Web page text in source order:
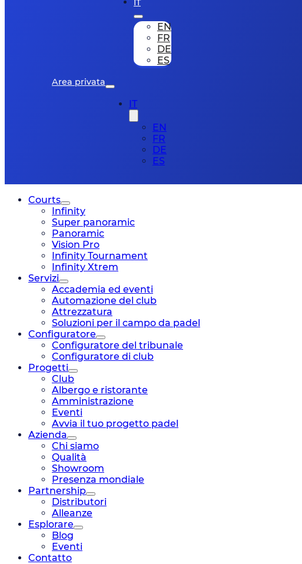
Area privata
IT
EN
FR
DE
ES
IT
EN
FR
DE
ES
Courts
Infinity
Super panoramic
Panoramic
Vision Pro
Infinity Tournament
Infinity Xtrem
Servizi
Accademia ed eventi
Automazione del club
Attrezzatura
Soluzioni per il campo da padel
Configuratore
Configuratore del tribunale
Configuratore di club
Progetti
Club
Albergo e ristorante
Amministrazione
Eventi
Avvia il tuo progetto padel
Azienda
Chi siamo
Qualità
Showroom
Presenza mondiale
Partnership
Distributori
Alleanze
Esplorare
Blog
Eventi
Contatto